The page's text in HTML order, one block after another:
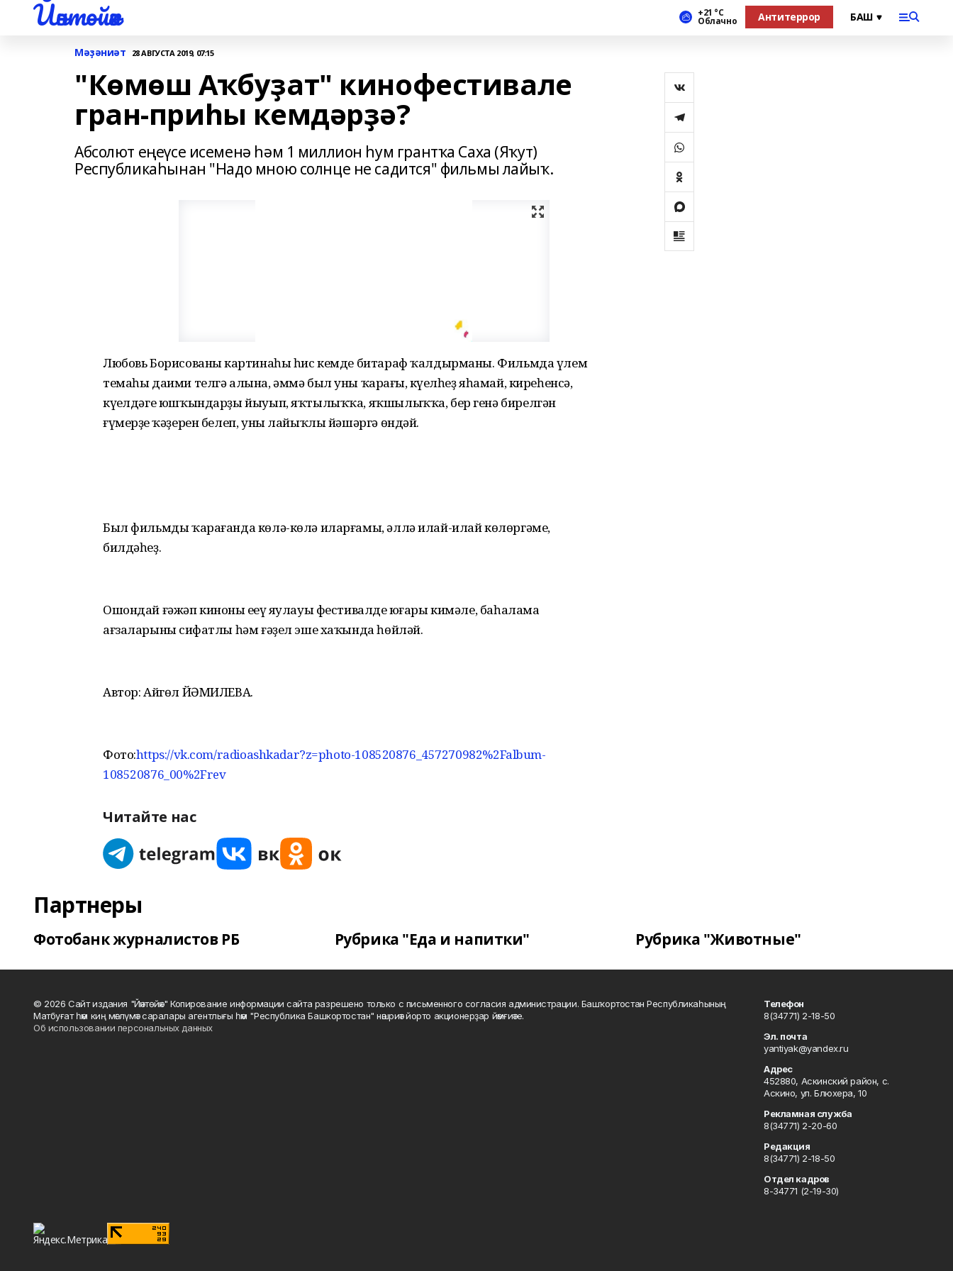
Йәнтөйәк +21 °С
Облачно Антитеррор
Мәҙәниәт 28 АВГУСТА 2019, 07:15
"Көмөш Аҡбуҙат" кинофестивале
гран-приһы кемдәрҙә?
Абсолют еңеүсе исеменә һәм 1 миллион һум грантҡа Саха (Яҡут)
Республикаһынан "Надо мною солнце не садится" фильмы лайыҡ.
Любовь Борисованың картинаһы һис кемде битараф ҡалдырманы. Фильмда үлем
темаһы даими телгә алына, әммә был уны ҡараңғы, күңелһеҙ яһамай, киреһенсә,
күңелдәге юшҡындарҙы йыуып, яҡтылыҡҡа, яҡшылыҡҡа, бер генә бирелгән
ғүмерҙең ҡәҙерен белеп, уны лайыҡлы йәшәргә өндәй.
Был фильмды ҡарағанда көлә-көлә иларғамы, әллә илай-илай көлөргәме,
билдәһеҙ.
Ошондай ғәжәп киноның еңеү яулауы фестивалдең юғары кимәле, баһалама
ағзаларының сифатлы һәм ғәҙел эше хаҡында һөйләй.
Автор: Айгөл ЙӘМИЛЕВА.
Фото:https://vk.com/radioashkadar?z=photo-108520876_457270982%2Falbum-
108520876_00%2Frev
Читайте нас
Партнеры
Фотобанк журналистов РБ Рубрика "Еда и напитки" Рубрика "Животные"
© 2026 Сайт издания "Йәнтөйәк" Копирование информации сайта разрешено только с письменного согласия администрации. Башҡортостан Республикаһының
Матбуғат һәм киң мәғлүмәт саралары агентлығы һәм "Республика Башкортостан" нәшриәт йорто акционерҙар йәмғиәте.
Об использовании персональных данных
Телефон
8(34771) 2-18-50
Эл. почта
yantiyak@yandex.ru
Адрес
452880, Аскинский район, с.
Аскино, ул. Блюхера, 10
Рекламная служба
8(34771) 2-20-60
Редакция
8(34771) 2-18-50
Отдел кадров
8-34771 (2-19-30)